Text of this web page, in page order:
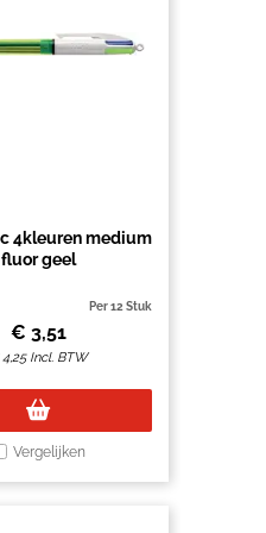
4kleuren medium
fluor geel
Per 12 Stuk
€ 3,51
4,25 Incl. BTW
Vergelijken